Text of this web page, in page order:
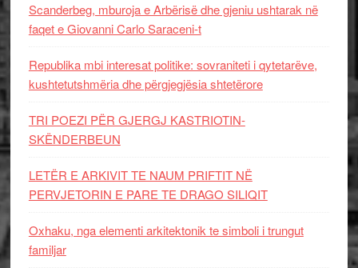
Scanderbeg, mburoja e Arbërisë dhe gjeniu ushtarak në
faqet e Giovanni Carlo Saraceni-t
Republika mbi interesat politike: sovraniteti i qytetarëve,
kushtetutshmëria dhe përgjegjësia shtetërore
TRI POEZI PËR GJERGJ KASTRIOTIN-
SKËNDERBEUN
LETËR E ARKIVIT TE NAUM PRIFTIT NË
PERVJETORIN E PARE TE DRAGO SILIQIT
Oxhaku, nga elementi arkitektonik te simboli i trungut
familjar